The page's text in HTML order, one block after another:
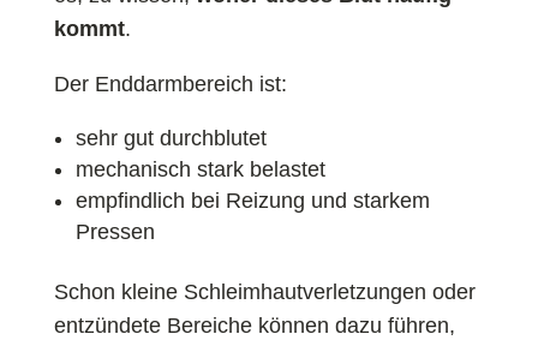
kommt.
Der Enddarmbereich ist:
sehr gut durchblutet
mechanisch stark belastet
empfindlich bei Reizung und starkem
Pressen
Schon kleine Schleimhautverletzungen oder
entzündete Bereiche können dazu führen,